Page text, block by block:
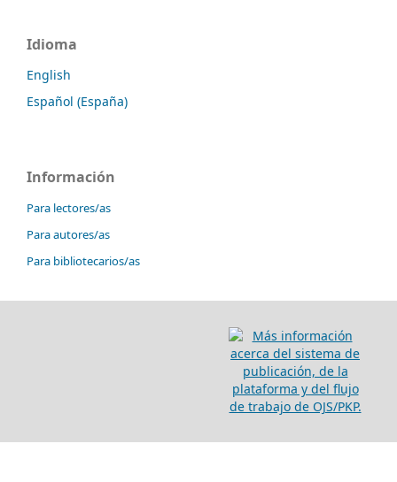
Idioma
English
Español (España)
Información
Para lectores/as
Para autores/as
Para bibliotecarios/as